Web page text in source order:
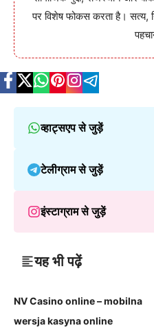
पर विशेष फोकस करता है। सत्य,
व्हाट्सएप से जुड़ें
टेलीग्राम से जुड़ें
इंस्टाग्राम से जुड़ें
यह भी पढ़ें
NV Casino online – mobilna
wersja kasyna online